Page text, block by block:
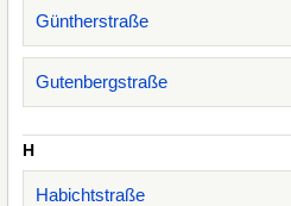
Güntherstraße
Gutenbergstraße
H
Habichtstraße